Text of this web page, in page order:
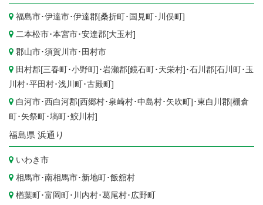
福島市･伊達市･伊達郡[桑折町 ･ 国見町 ･ 川俣町 ]
二本松市･本宮市･安達郡[大玉村]
郡山市･須賀川市･ 田村市
田村郡[三春町 ･小野町 ]･岩瀬郡[鏡石町 ･ 天栄村]･石川郡[石川町 ･ 玉
川村･平田村･浅川町 ･古殿町 ]
白河市･西白河郡[西郷村･ 泉崎村･中島村･ 矢吹町 ]･東白川郡[棚倉
町 ･ 矢祭町 ･塙町 ･鮫川村]
福島県 浜通り
いわき市
相馬市･南相馬市･ 新地町 ･飯舘村
楢葉町 ･富岡町 ･ 川内村･葛尾村･ 広野町